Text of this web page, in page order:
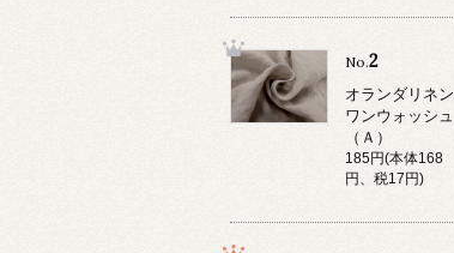
No.2
オランダリネン
ワンウォッシュ
（Ａ）
185円(本体168
円、税17円)